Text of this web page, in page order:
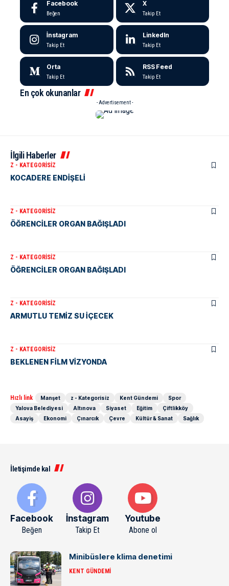
Facebook
Beğen
X
Takip Et
İnstagram
Takip Et
LinkedIn
Takip Et
Orta
Takip Et
RSS Feed
Takip Et
En çok okunanlar
- Advertisement -
İlgili Haberler
Z - KATEGORISIZ
KOCADERE ENDİŞELİ
Z - KATEGORISIZ
ÖĞRENCİLER ORGAN BAĞIŞLADI
Z - KATEGORISIZ
ÖĞRENCİLER ORGAN BAĞIŞLADI
Z - KATEGORISIZ
ARMUTLU TEMİZ SU İÇECEK
Z - KATEGORISIZ
BEKLENEN FİLM VİZYONDA
Hızlı link Manşet z - Kategorisiz Kent Gündemi
Spor
Yalova Belediyesi
Altınova Siyaset Eğitim
Çiftlikköy
Asayiş
Ekonomi Çınarcık Çevre Kültür & Sanat Sağlık
İletişimde kal
Facebook
Beğen
İnstagram
Takip Et
Youtube
Abone ol
Minibüslere klima denetimi
KENT GÜNDEMI